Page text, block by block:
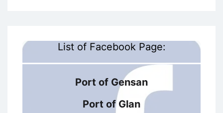
List of Facebook Page:
Port of Gensan
Port of Glan